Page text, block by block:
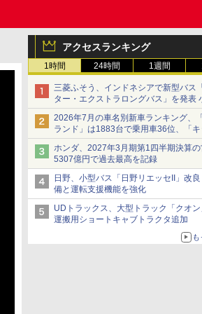
アクセスランキング
1時間 24時間 1週間
三菱ふそう、インドネシアで新型バス
ター・エクストラロングバス」を発表
ックベースの観光・旅客輸送向けバス
2026年7月の車名別新車ランキング、
ランド」は1883台で乗用車36位、「
は2591台で27位に
ホンダ、2027年3月期第1四半期決算の
5307億円で過去最高を記録
日野、小型バス「日野リエッセII」改
備と運転支援機能を強化
UDトラックス、大型トラック「クオ
運搬用ショートキャブトラクタ追加